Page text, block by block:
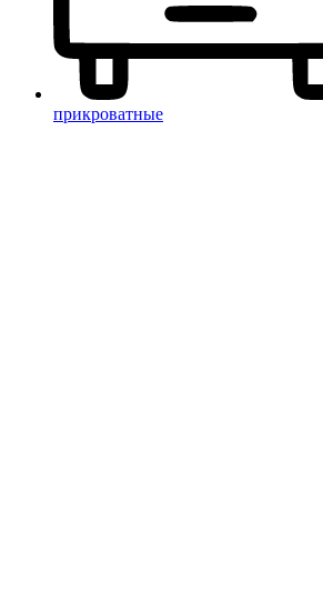
прикроватные